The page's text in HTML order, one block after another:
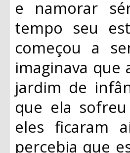
e namorar
tempo seu
começou a
imaginava que
jardim de
que ela
eles ficaram
percebia que